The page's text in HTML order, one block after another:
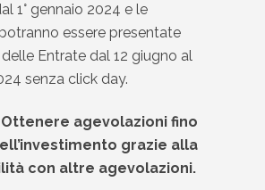
1° gennaio 2024 e le
essere presentate
delle Entrate dal 12 giugno al
senza click day.
Ottenere agevolazioni fino
grazie alla
con altre agevolazioni.